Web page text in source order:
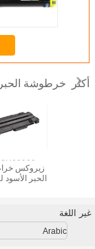
أكثر خرطوشة
زيروكس
الحبر الأسود
غير اللغة
Arabic